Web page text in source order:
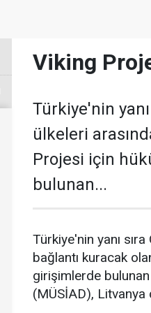
Viking
Türkiye'nin
ülkeleri
Projesi için
bulunan...
Türkiye'nin yanı
bağlantı kuracak
girişimlerde
(MÜSİAD), Litvanya